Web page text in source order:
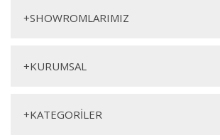
+SHOWROMLARIMIZ
+KURUMSAL
+KATEGORİLER